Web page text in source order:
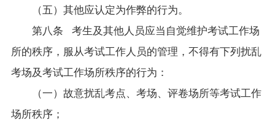
（五）其他应认定为作弊的行为。
第八条 考生及其他人员应当自觉维护考试工作场
所的秩序，服从考试工作人员的管理，不得有下列扰乱
考场及考试工作场所秩序的行为：
（一）故意扰乱考点、考场、评卷场所等考试工作
场所秩序；